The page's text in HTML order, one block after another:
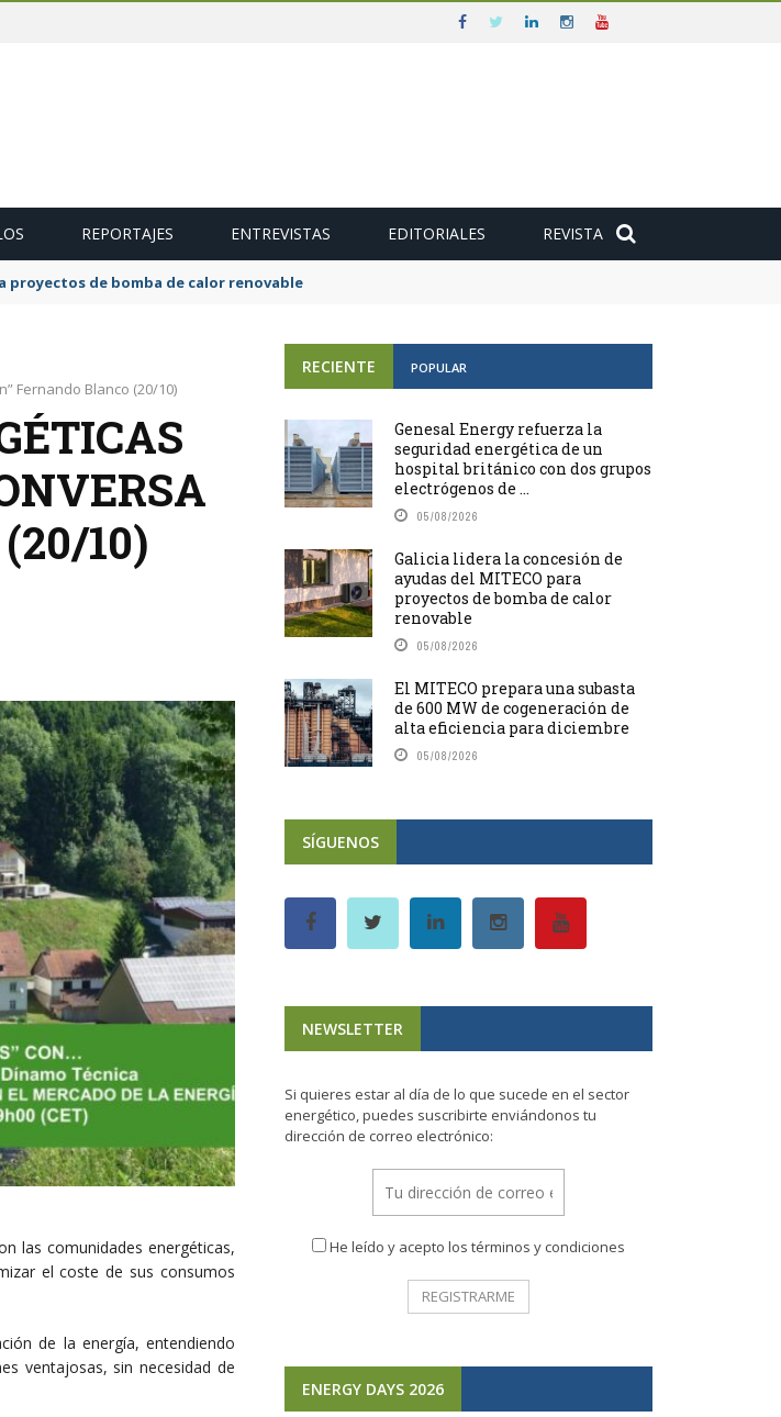
REPORTAJES ENTREVISTAS EDITORIALES REVISTA
de alta eficiencia para diciembre
Fernando Blanco (20/10)
10)
las comunidades energéticas,
el coste de sus consumos
de la energía, entendiendo
ventajosas, sin necesidad de
RECIENTE POPULAR
Genesal Energy refuerza la
seguridad energética de un
hospital británico con dos grupos
electrógenos de ...
05/08/2026
Galicia lidera la concesión de
ayudas del MITECO para
proyectos de bomba de calor
renovable
05/08/2026
El MITECO prepara una subasta
de 600 MW de cogeneración de
alta eficiencia para diciembre
05/08/2026
SÍGUENOS
NEWSLETTER
Si quieres estar al día de lo que sucede en el sector
energético, puedes suscribirte enviándonos tu
dirección de correo electrónico:
He leído y acepto los términos y condiciones
ENERGY DAYS 2026